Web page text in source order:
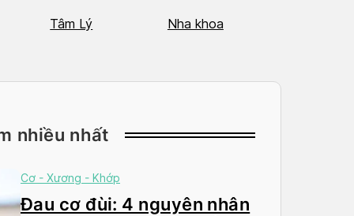
Tâm Lý Nha khoa
nhiều nhất
Cơ - Xương - Khớp
Đau cơ đùi: 4 nguyên nhân